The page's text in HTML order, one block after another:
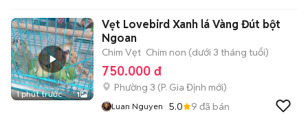
1 phút trước 1
Vẹt Lovebird Xanh lá Vàng Đút bột
Ngoan
Chim Vẹt Chim non (dưới 3 tháng tuổi)
750.000 đ
Phường 3 (P. Gia Định mới)
Luan Nguyen 5.0 9 đã bán